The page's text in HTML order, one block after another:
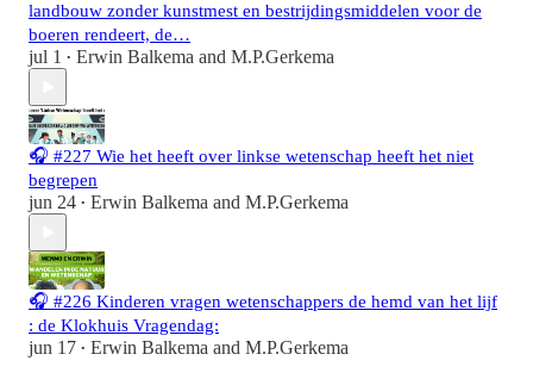
landbouw zonder kunstmest en bestrijdingsmiddelen voor de
boeren rendeert, de…
jul 1 • Erwin Balkema and M.P.Gerkema
🎧 #227 Wie het heeft over linkse wetenschap heeft het niet
begrepen
jun 24 • Erwin Balkema and M.P.Gerkema
🎧 #226 Kinderen vragen wetenschappers de hemd van het lijf
: de Klokhuis Vragendag:
jun 17 • Erwin Balkema and M.P.Gerkema